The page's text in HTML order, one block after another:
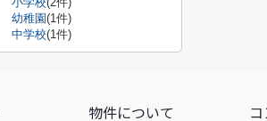
幼稚園(1件)
中学校(1件)
物件について